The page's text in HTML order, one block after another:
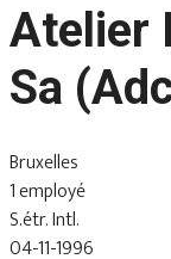
Atelier
Sa
Bruxelles
1 employé
S.étr. Intl.
04-11-1996